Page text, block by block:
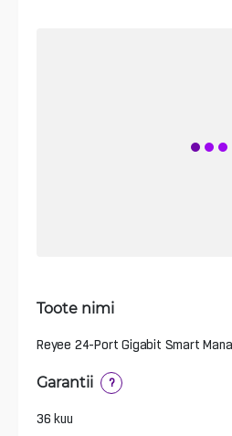
Toote nimi
Reyee 24-Port Gigabit Smart
Garantii ?
36 kuu